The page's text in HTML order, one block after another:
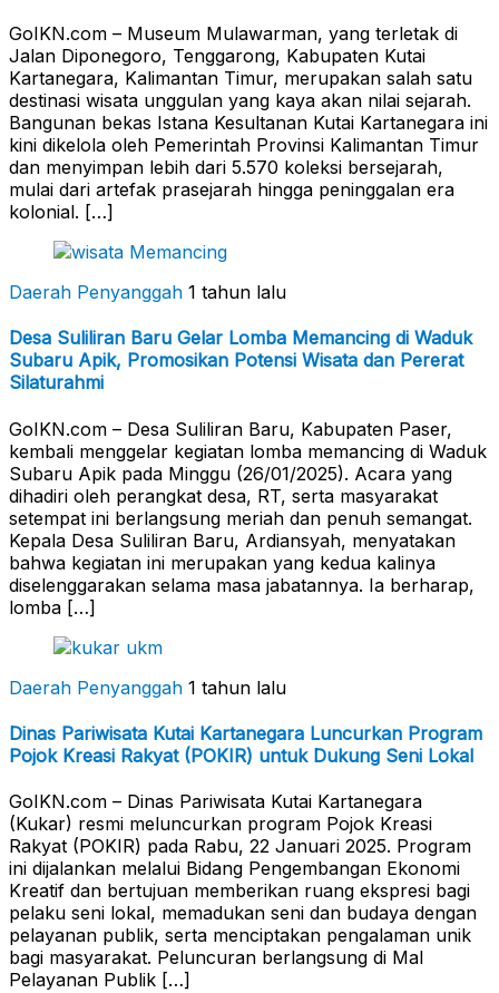
GoIKN.com – Museum Mulawarman, yang terletak di
Jalan Diponegoro, Tenggarong, Kabupaten Kutai
Kartanegara, Kalimantan Timur, merupakan salah satu
destinasi wisata unggulan yang kaya akan nilai sejarah.
Bangunan bekas Istana Kesultanan Kutai Kartanegara ini
kini dikelola oleh Pemerintah Provinsi Kalimantan Timur
dan menyimpan lebih dari 5.570 koleksi bersejarah,
mulai dari artefak prasejarah hingga peninggalan era
kolonial. […]
Daerah Penyanggah 1 tahun lalu
Desa Suliliran Baru Gelar Lomba Memancing di Waduk
Subaru Apik, Promosikan Potensi Wisata dan Pererat
Silaturahmi
GoIKN.com – Desa Suliliran Baru, Kabupaten Paser,
kembali menggelar kegiatan lomba memancing di Waduk
Subaru Apik pada Minggu (26/01/2025). Acara yang
dihadiri oleh perangkat desa, RT, serta masyarakat
setempat ini berlangsung meriah dan penuh semangat.
Kepala Desa Suliliran Baru, Ardiansyah, menyatakan
bahwa kegiatan ini merupakan yang kedua kalinya
diselenggarakan selama masa jabatannya. Ia berharap,
lomba […]
Daerah Penyanggah 1 tahun lalu
Dinas Pariwisata Kutai Kartanegara Luncurkan Program
Pojok Kreasi Rakyat (POKIR) untuk Dukung Seni Lokal
GoIKN.com – Dinas Pariwisata Kutai Kartanegara
(Kukar) resmi meluncurkan program Pojok Kreasi
Rakyat (POKIR) pada Rabu, 22 Januari 2025. Program
ini dijalankan melalui Bidang Pengembangan Ekonomi
Kreatif dan bertujuan memberikan ruang ekspresi bagi
pelaku seni lokal, memadukan seni dan budaya dengan
pelayanan publik, serta menciptakan pengalaman unik
bagi masyarakat. Peluncuran berlangsung di Mal
Pelayanan Publik […]